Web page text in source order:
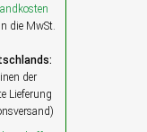
die MwSt.
der
Lieferung